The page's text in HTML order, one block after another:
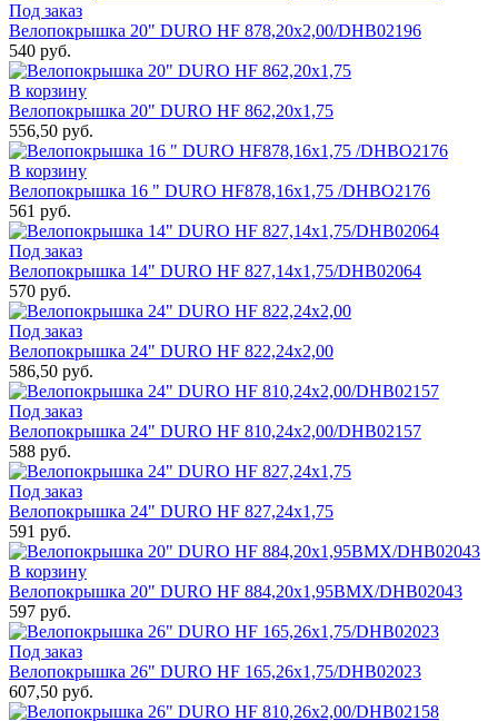
Под заказ
Велопокрышка 20" DURO HF 878,20x2,00/DHB02196
540 руб.
В корзину
Велопокрышка 20" DURO HF 862,20x1,75
556,50 руб.
В корзину
Велопокрышка 16 " DURO HF878,16x1,75 /DHBO2176
561 руб.
Под заказ
Велопокрышка 14" DURO HF 827,14x1,75/DHB02064
570 руб.
Под заказ
Велопокрышка 24" DURO HF 822,24x2,00
586,50 руб.
Под заказ
Велопокрышка 24" DURO HF 810,24x2,00/DHB02157
588 руб.
Под заказ
Велопокрышка 24" DURO HF 827,24x1,75
591 руб.
В корзину
Велопокрышка 20" DURO HF 884,20x1,95BMX/DHB02043
597 руб.
Под заказ
Велопокрышка 26" DURO HF 165,26x1,75/DHB02023
607,50 руб.